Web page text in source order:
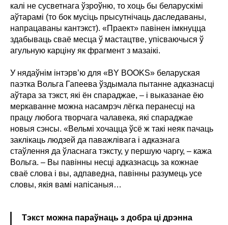
калі не сусветнага ўзроўню, то хоць бы беларускімі
аўтарамі (то бок мусіць прысутнічаць даследаваны,
напрацаваны кантэкст). «Праект» павінен імкнуцца
здабываць сваё месца ў мастацтве, упісваючыся ў
агульную карціну як фрагмент з мазаікі.
У нядаўнім інтэрв’ю для «BY BOOKS» беларуская
паэтка Вольга Гапеева ўздымала пытанне адказнасці
аўтара за тэкст, які ён спараджае, – і выказанае ёю
меркаванне можна насамрэч лёгка перанесці на
працу любога творчага чалавека, які спараджае
новыя сэнсы. «Вельмі хочацца ўсё ж такі неяк пачаць
заклікаць людзей да паважлівага і адказнага
стаўлення да ўласнага тэксту, у першую чаргу, – кажа
Вольга. – Вы павінны несці адказнасць за кожнае
сваё слова і вы, адпаведна, павінны разумець усе
словы, якія вамі напісаныя…
Тэкст можна параўнаць з добра ці дрэнна